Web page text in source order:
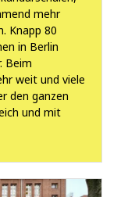
mehr
Knapp 80
in Berlin
Beim
weit und viele
den ganzen
und mit